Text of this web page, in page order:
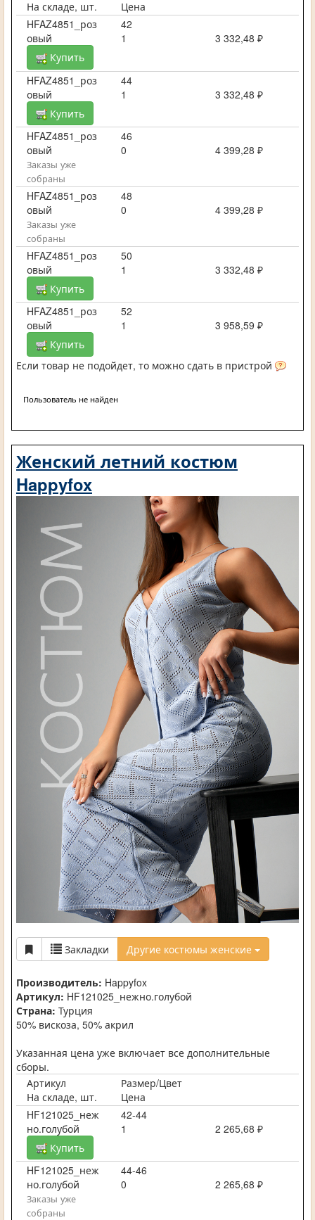
На складе, шт.
Цена
HFAZ4851_роз
овый
42
1
3 332,48 ₽
Купить
HFAZ4851_роз
овый
44
1
3 332,48 ₽
Купить
HFAZ4851_роз
овый
46
0
4 399,28 ₽
Заказы уже
собраны
HFAZ4851_роз
овый
48
0
4 399,28 ₽
Заказы уже
собраны
HFAZ4851_роз
овый
50
1
3 332,48 ₽
Купить
HFAZ4851_роз
овый
52
1
3 958,59 ₽
Купить
Если товар не подойдет, то можно сдать в пристрой
Пользователь не найден
Женский летний костюм
Happyfox
Закладки Другие костюмы женские
Производитель: Happyfox
Артикул: HF121025_нежно.голубой
Страна: Турция
50% вискоза, 50% акрил
Указанная цена уже включает все дополнительные
сборы.
Артикул
Размер/Цвет
На складе, шт.
Цена
HF121025_неж
но.голубой
42-44
1
2 265,68 ₽
Купить
HF121025_неж
но.голубой
44-46
0
2 265,68 ₽
Заказы уже
собраны